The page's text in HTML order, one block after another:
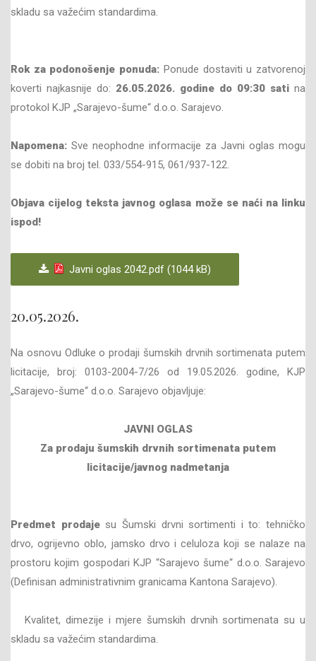
skladu sa važećim standardima.
Rok za podonošenje ponuda: Ponude dostaviti u zatvorenoj
koverti najkasnije do: 26.05.2026. godine do 09:30 sati na
protokol KJP „Sarajevo-šume“ d.o.o. Sarajevo.
Napomena: Sve neophodne informacije za Javni oglas mogu
se dobiti na broj tel. 033/554-915, 061/937-122.
Objava cijelog teksta javnog oglasa može se naći na linku
ispod!
Javni oglas 2042.pdf (1044 kB)
20.05.2026.
Na osnovu Odluke o prodaji šumskih drvnih sortimenata putem
licitacije, broj: 0103-2004-7/26 od 19.05.2026. godine, KJP
„Sarajevo-šume“ d.o.o. Sarajevo objavljuje:
JAVNI OGLAS
Za prodaju šumskih drvnih sortimenata putem
licitacije/javnog nadmetanja
Predmet prodajesu Šumski drvni sortimenti i to: tehničko
drvo, ogrijevno oblo, jamsko drvo i celuloza koji se nalaze na
prostoru kojim gospodari KJP “Sarajevo šume“ d.o.o. Sarajevo
(Definisan administrativnim granicama Kantona Sarajevo).
Kvalitet, dimezije i mjere šumskih drvnih sortimenata su u
skladu sa važećim standardima.